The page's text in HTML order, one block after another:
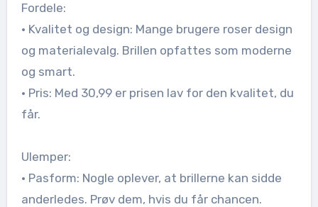
Fordele:
• Kvalitet og design: Mange brugere roser design
og materialevalg. Brillen opfattes som moderne
og smart.
• Pris: Med 30,99 er prisen lav for den kvalitet, du
får.
Ulemper:
• Pasform: Nogle oplever, at brillerne kan sidde
anderledes. Prøv dem, hvis du får chancen.